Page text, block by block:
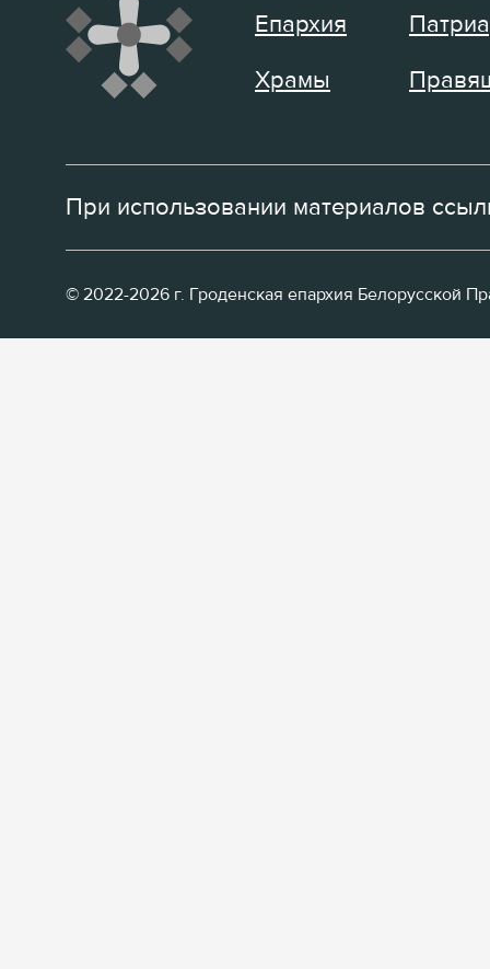
Епархия
Храмы
При использовании материалов
© 2022-2026 г. Гроденская епархия Белорусской